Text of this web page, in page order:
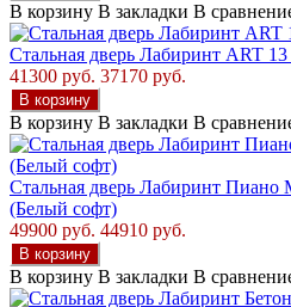
В корзину В закладки В
Стальная дверь Лабиринт ART
41300 руб. 37170 руб.
В корзину
В корзину В закладки В
Стальная дверь Лабиринт Пиано
(Белый софт)
49900 руб. 44910 руб.
В корзину
В корзину В закладки В